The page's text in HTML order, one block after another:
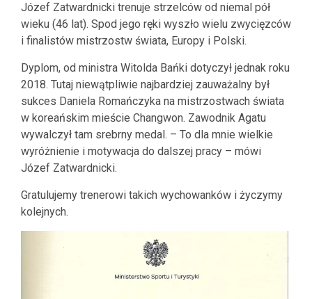
Józef Zatwardnicki trenuje strzelców od niemal pół
wieku (46 lat). Spod jego ręki wyszło wielu zwycięzców
i finalistów mistrzostw świata, Europy i Polski.
Dyplom, od ministra Witolda Bańki dotyczył jednak roku
2018. Tutaj niewątpliwie najbardziej zauważalny był
sukces Daniela Romańczyka na mistrzostwach świata
w koreańskim mieście Changwon. Zawodnik Agatu
wywalczył tam srebrny medal. – To dla mnie wielkie
wyróżnienie i motywacja do dalszej pracy – mówi
Józef Zatwardnicki.
Gratulujemy trenerowi takich wychowanków i życzymy
kolejnych.